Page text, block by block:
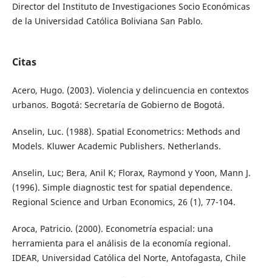
Director del Instituto de Investigaciones Socio Económicas
de la Universidad Católica Boliviana San Pablo.
Citas
Acero, Hugo. (2003). Violencia y delincuencia en contextos
urbanos. Bogotá: Secretaría de Gobierno de Bogotá.
Anselin, Luc. (1988). Spatial Econometrics: Methods and
Models. Kluwer Academic Publishers. Netherlands.
Anselin, Luc; Bera, Anil K; Florax, Raymond y Yoon, Mann J.
(1996). Simple diagnostic test for spatial dependence.
Regional Science and Urban Economics, 26 (1), 77-104.
Aroca, Patricio. (2000). Econometría espacial: una
herramienta para el análisis de la economía regional.
IDEAR, Universidad Católica del Norte, Antofagasta, Chile